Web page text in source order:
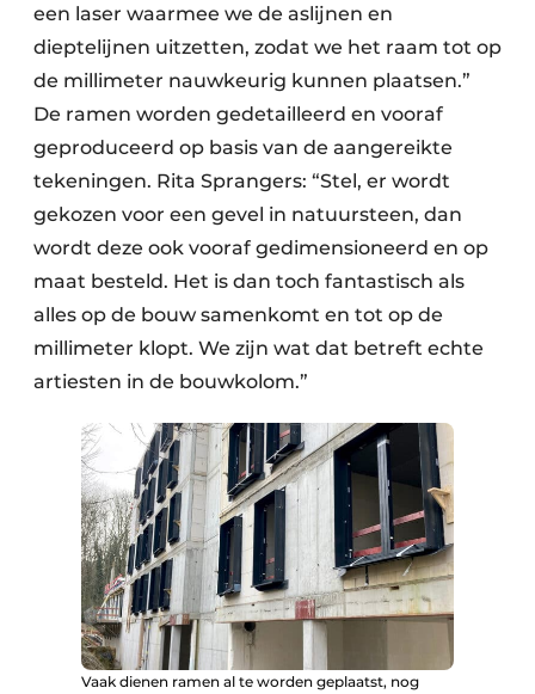
een laser waarmee we de aslijnen en
dieptelijnen uitzetten, zodat we het raam tot op
de millimeter nauwkeurig kunnen plaatsen.”
De ramen worden gedetailleerd en vooraf
geproduceerd op basis van de aangereikte
tekeningen. Rita Sprangers: “Stel, er wordt
gekozen voor een gevel in natuursteen, dan
wordt deze ook vooraf gedimensioneerd en op
maat besteld. Het is dan toch fantastisch als
alles op de bouw samenkomt en tot op de
millimeter klopt. We zijn wat dat betreft echte
artiesten in de bouwkolom.”
Vaak dienen ramen al te worden geplaatst, nog